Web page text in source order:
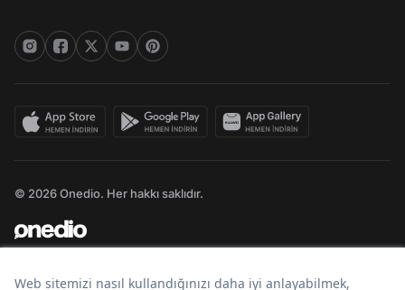
© 2026 Onedio. Her hakkı saklıdır.